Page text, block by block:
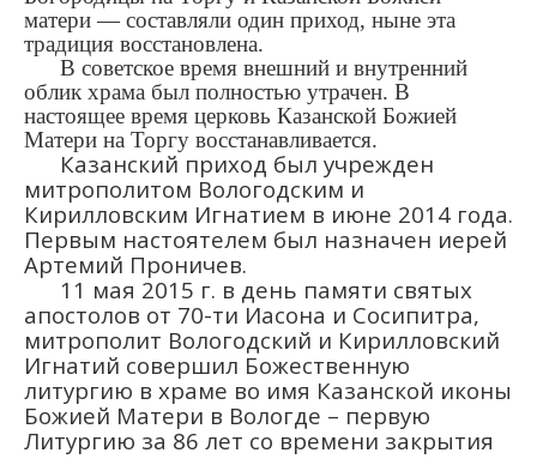
матери — составляли один приход, ныне эта
традиция восстановлена.
В советское время внешний и внутренний
облик храма был полностью утрачен. В
настоящее время церковь Казанской Божией
Матери на Торгу восстанавливается.
Казанский приход был учрежден
митрополитом Вологодским и
Кирилловским Игнатием в июне 2014 года.
Первым настоятелем был назначен иерей
Артемий Проничев.
11 мая 2015 г. в день памяти святых
апостолов от 70-ти Иасона и Сосипитра,
митрополит Вологодский и Кирилловский
Игнатий совершил Божественную
литургию в храме во имя Казанской иконы
Божией Матери в Вологде – первую
Литургию за 86 лет со времени закрытия